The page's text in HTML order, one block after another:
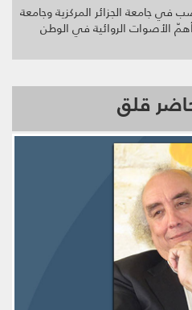
جامعة الجزائر المركزية وجامعة
الأصوات الروائية في الوطن
قلق